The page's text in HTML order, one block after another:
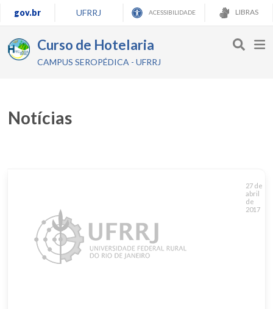
gov.br UFRRJ ACESSIBILIDADE LIBRAS
Curso de Hotelaria
CAMPUS SEROPÉDICA - UFRRJ
Notícias
27 de
abril
de
2017